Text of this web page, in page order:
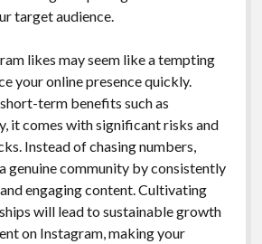
target audience.
likes may seem like a tempting
your online presence quickly.
term benefits such as
it comes with significant risks and
Instead of chasing numbers,
genuine community by consistently
engaging content. Cultivating
will lead to sustainable growth
on Instagram, making your